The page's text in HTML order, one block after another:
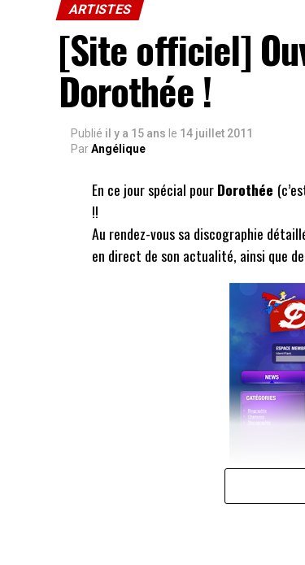
ARTISTES
[Site officiel]
Dorothée !
Publié il y a 15 ans le 14 juillet 2011
ParAngélique
En ce jour spécial pourDorothée
!!
Au rendez-vous sa discographie
en direct de son actualité, ainsi que